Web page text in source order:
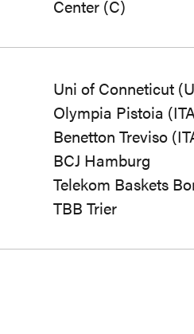
Center (C)
Uni of Conneticut
Olympia Pistoia
Benetton Treviso
BCJ Hamburg
Telekom Baskets
TBB Trier